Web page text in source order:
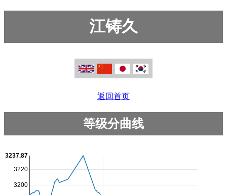
江铸久
返回首页
等级分曲线
3200
3220
3237.87